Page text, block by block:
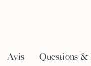
Avis Questions &